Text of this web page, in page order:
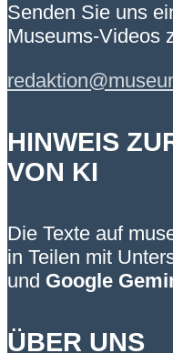
Senden Sie uns
Museums-Videos
HINWEIS
VON KI
Die Texte auf
in Teilen mit
und Google
ÜBER UNS